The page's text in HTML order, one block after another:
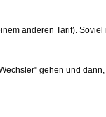
anderen Tarif).
gehen und